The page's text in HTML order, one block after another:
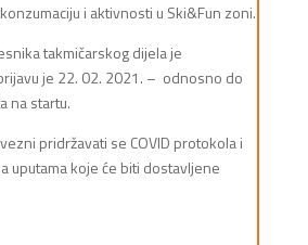
i aktivnosti u Ski&Fun zoni.
takmičarskog dijela je
je 22. 02. 2021. – odnosno do
na startu.
pridržavati se COVID protokola i
uputama koje će biti dostavljene